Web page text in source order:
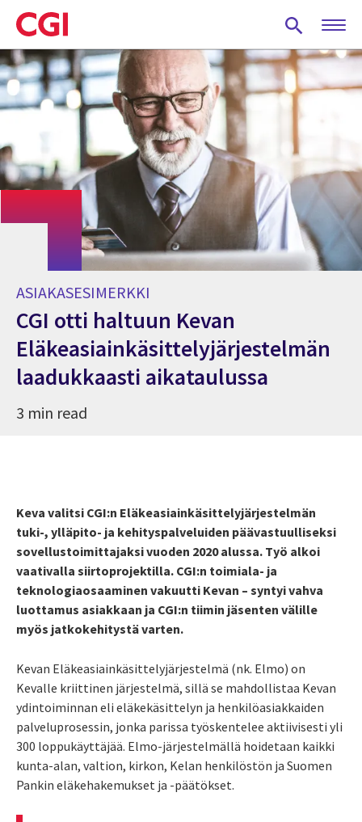
Skip
to
main
content
ASIAKASESIMERKKI
CGI otti haltuun Kevan
Eläkeasiainkäsittelyjärjestelmän
laadukkaasti aikataulussa
3 min read
Keva valitsi CGI:n Eläkeasiainkäsittelyjärjestelmän
tuki-, ylläpito- ja kehityspalveluiden päävastuulliseksi
sovellustoimittajaksi vuoden 2020 alussa. Työ alkoi
vaativalla siirtoprojektilla. CGI:n toimiala- ja
teknologiaosaaminen vakuutti Kevan – syntyi vahva
luottamus asiakkaan ja CGI:n tiimin jäsenten välille
myös jatkokehitystä varten.
Kevan Eläkeasiainkäsittelyjärjestelmä (nk. Elmo) on
Kevalle kriittinen järjestelmä, sillä se mahdollistaa Kevan
ydintoiminnan eli eläkekäsittelyn ja henkilöasiakkaiden
palveluprosessin, jonka parissa työskentelee aktiivisesti yli
300 loppukäyttäjää. Elmo-järjestelmällä hoidetaan kaikki
kunta-alan, valtion, kirkon, Kelan henkilöstön ja Suomen
Pankin eläkehakemukset ja -päätökset.